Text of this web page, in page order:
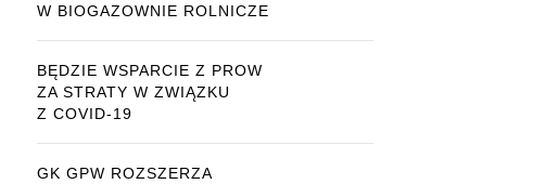
W BIOGAZOWNIE ROLNICZE
BĘDZIE WSPARCIE Z PROW
ZA STRATY W ZWIĄZKU
Z COVID-19
GK GPW ROZSZERZA